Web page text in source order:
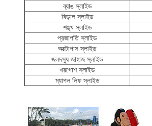
ব্যাঙ স্লাইড
বিড়াল স্লাইড
শঙ্খ স্লাইড
প্রজাপতি স্লাইড
অক্টোপাস স্লাইড
জলদস্যু জাহাজ স্লাইড
খরগোশ স্লাইড
ম্যাপল লিফ স্লাইড